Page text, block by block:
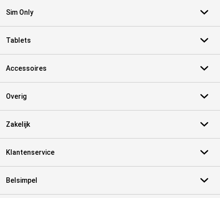
Sim Only
Tablets
Accessoires
Overig
Zakelijk
Klantenservice
Belsimpel